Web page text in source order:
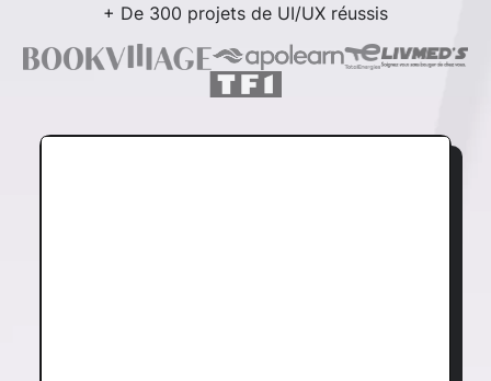
+ De 300 projets de UI/UX réussis